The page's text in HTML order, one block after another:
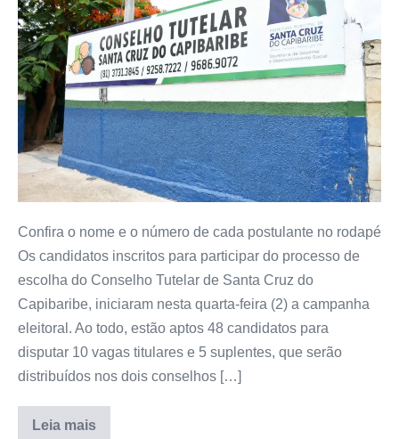
Confira o nome e o número de cada postulante no rodapé
Os candidatos inscritos para participar do processo de
escolha do Conselho Tutelar de Santa Cruz do
Capibaribe, iniciaram nesta quarta-feira (2) a campanha
eleitoral. Ao todo, estão aptos 48 candidatos para
disputar 10 vagas titulares e 5 suplentes, que serão
distribuídos nos dois conselhos […]
Leia mais